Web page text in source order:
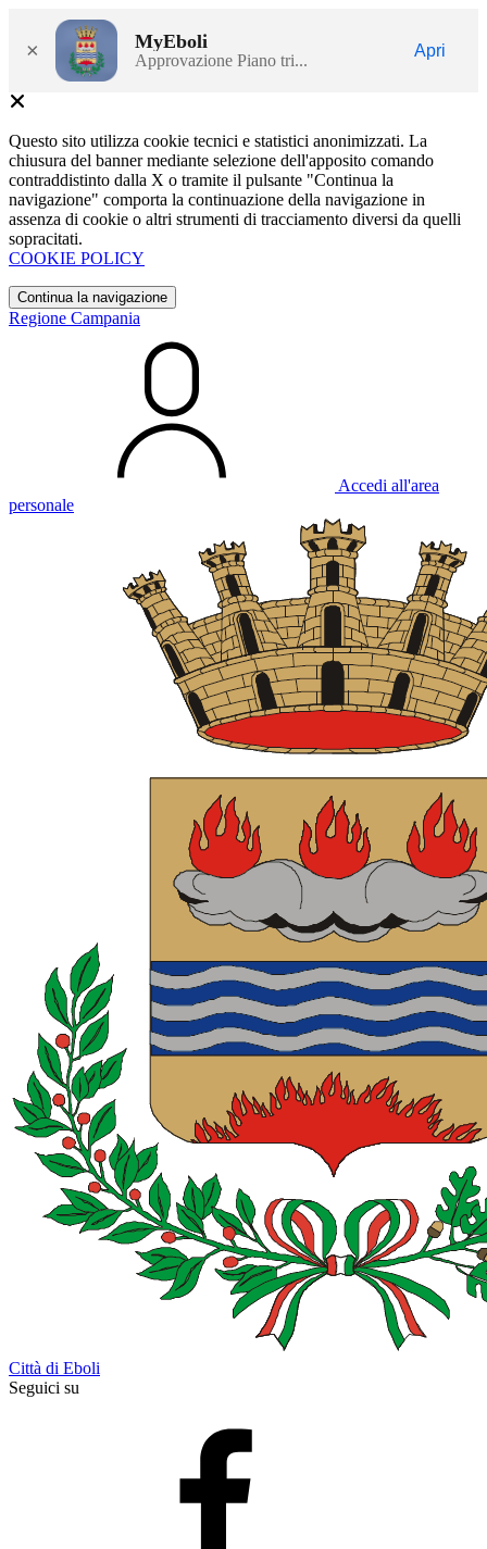
× MyEboli
Approvazione Piano tri...
Apri
Questo sito utilizza cookie tecnici e statistici anonimizzati. La
chiusura del banner mediante selezione dell'apposito comando
contraddistinto dalla X o tramite il pulsante "Continua la
navigazione" comporta la continuazione della navigazione in
assenza di cookie o altri strumenti di tracciamento diversi da quelli
sopracitati.
COOKIE POLICY
Continua la navigazione
Regione Campania
Accedi all'area
personale
Città di Eboli
Seguici su